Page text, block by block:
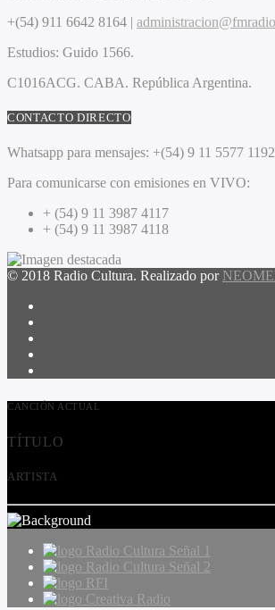
+(54) 911 6642 8164 |
Estudios: Guido 1566.
C1016ACG. CABA. República Argentina.
CONTACTO DIRECTO
Whatsapp para mensajes: +(54) 9 11 5577 1192
Para comunicarse con emisiones en VIVO:
+ (54) 9 11 3987 4117
+ (54) 9 11 3987 4118
© 2018 Radio Cultura. Realizado por
CANCIÓN ACTUAL
TÍTULO
ARTISTA
Radio Cultura Señal 1
Radio Cultura Señal 2
RFI
Creativa Radio